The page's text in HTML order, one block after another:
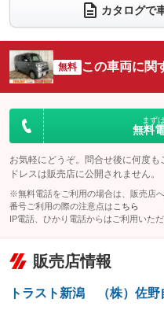
電動リアゲート
：装備なし
サイドカメラ
：装備なし
：装備なし
カタログで
無料 この車両に関
まず
無料
お気軽にどうぞ。問合せ後に何度
ドレスは販売店に公開されません。
※無料電話をご利用の場合は、販売店
番号ご利用の際の注意点は こちら
IP電話、ひかり電話からはご利用いただ
販売店情報
トラスト新潟 （株）佐野